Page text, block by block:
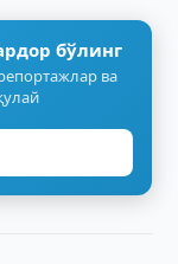
бўлинг
ва